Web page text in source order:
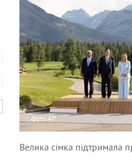
фото AP
Велика сімка підтримала